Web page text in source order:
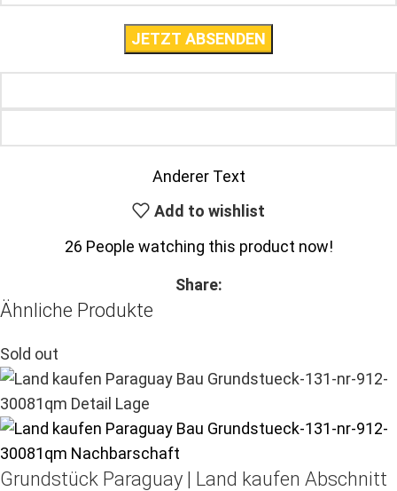
Anderer Text
Add to wishlist
26 People watching this product now!
Share:
Ähnliche Produkte
Sold out
Grundstück Paraguay | Land kaufen Abschnitt